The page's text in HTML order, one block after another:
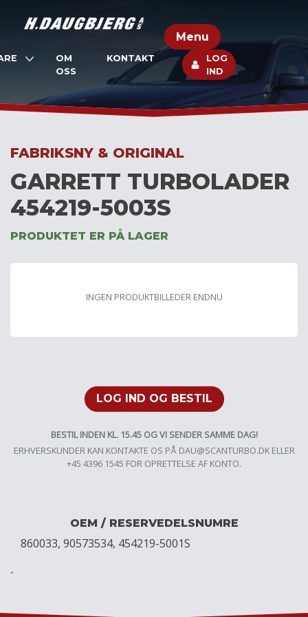
Menu
OM
OSS
KONTAKT
LOG
IND
FABRIKSNY & ORIGINAL
GARRETT TURBOLADER
454219-5003S
PRODUKTET ER PÅ LAGER
INGEN PRODUKTBILLEDER ENDNU
LOG IND OG BESTIL
BESTIL INDEN KL. 15.45 OG VI SENDER SAMME DAG!
ERHVERSKUNDER KAN KONTAKTE OS PÅ DAU@SCANTURBO.DKELLER
+45 4396 1545 FOR OPRETTELSE AF KONTO.
OEM / RESERVEDELSNUMRE
860033, 90573534, 454219-5001S
´